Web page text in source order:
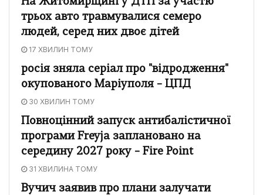
трьох авто травмувалися семеро
людей, серед них двоє дітей
17 ХВИЛИН ТОМУ
росія зняла серіал про "відродження"
окупованого Маріуполя – ЦПД
30 ХВИЛИН ТОМУ
Повноцінний запуск антибалістичної
програми Freyja заплановано на
середину 2027 року – Fire Point
31 ХВИЛИНА ТОМУ
Вучич заявив про плани залучати